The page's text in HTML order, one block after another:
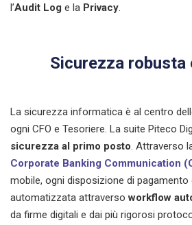
l’Audit Log e la Privacy
Sicurezza
La sicurezza informatica è al centro
ogni CFO e Tesoriere. La suite Piteco
sicurezza al primo posto. Attraverso
Corporate Banking Communication
mobile, ogni disposizione di pagamento
automatizzata attraversoworkflow
da firme digitali e dai più rigorosi